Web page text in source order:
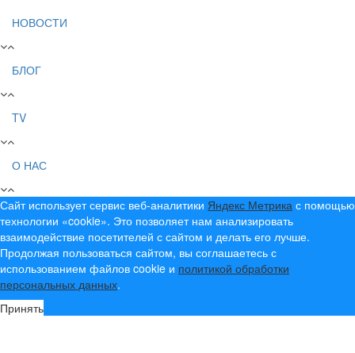
НОВОСТИ
БЛОГ
TV
О НАС
Сайт использует сервис веб-аналитики Яндекс Метрика с помощью
технологии «cookie». Это позволяет нам анализировать
взаимодействие посетителей с сайтом и делать его лучше.
Продолжая пользоваться сайтом, вы соглашаетесь с
использованием файлов cookie и политикой обработки
персональных данных.
Принять